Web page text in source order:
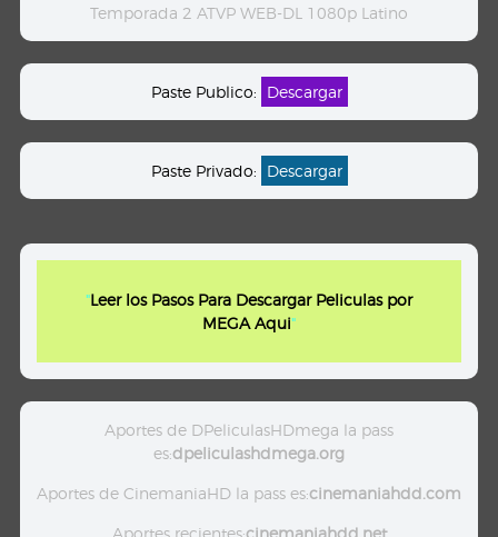
Temporada 2 ATVP WEB-DL 1080p Latino
Paste Publico: Descargar
Paste Privado: Descargar
"Leer los Pasos Para Descargar Peliculas por
MEGA Aqui"
Aportes de DPeliculasHDmega la pass
es:dpeliculashdmega.org
Aportes de CinemaniaHD la pass es:cinemaniahdd.com
Aportes recientes:cinemaniahdd.net